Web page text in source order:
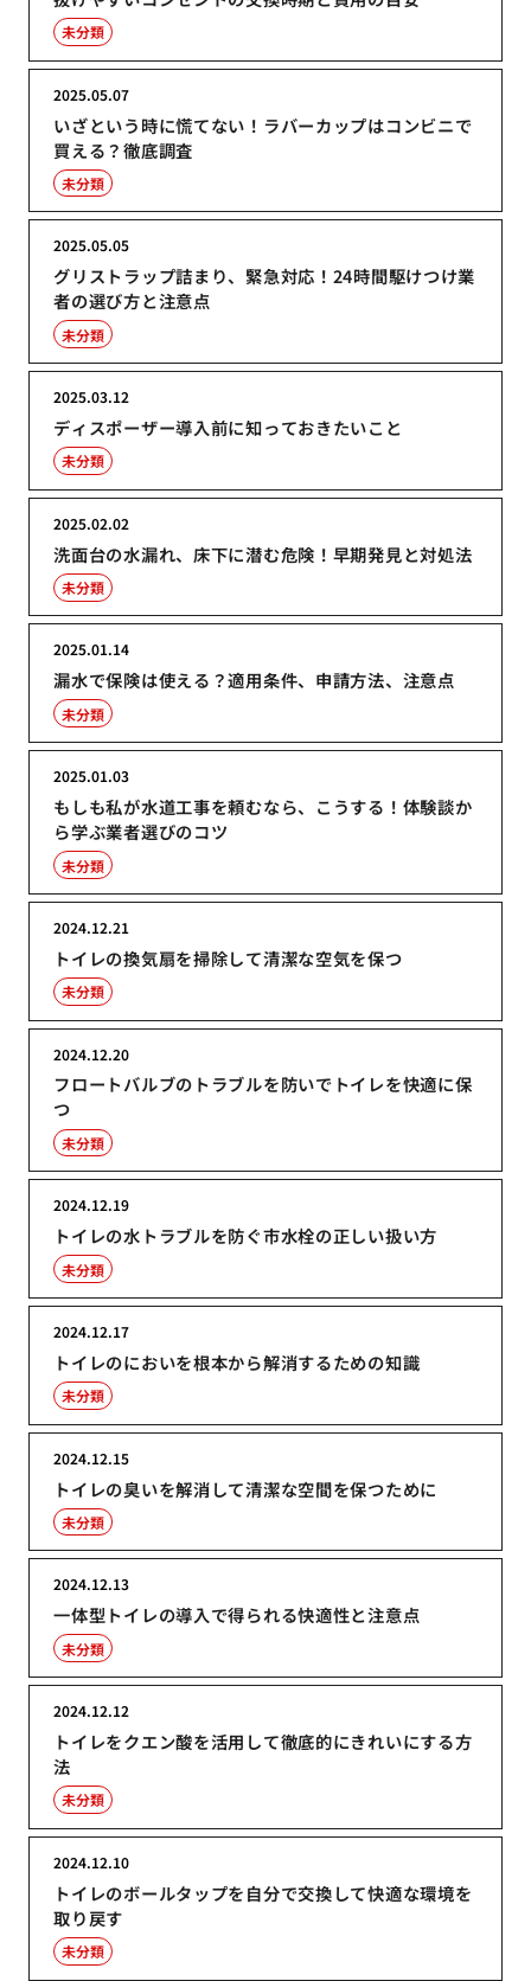
未分類
いざという時に慌てない！ラバーカップはコンビニで
買える？徹底調査
2025.05.07
未分類
グリストラップ詰まり、緊急対応！24時間駆けつけ業
者の選び方と注意点
2025.05.05
未分類
ディスポーザー導入前に知っておきたいこと
2025.03.12
未分類
洗面台の水漏れ、床下に潜む危険！早期発見と対処法
2025.02.02
未分類
漏水で保険は使える？適用条件、申請方法、注意点
2025.01.14
未分類
もしも私が水道工事を頼むなら、こうする！体験談か
ら学ぶ業者選びのコツ
2025.01.03
未分類
トイレの換気扇を掃除して清潔な空気を保つ
2024.12.21
未分類
フロートバルブのトラブルを防いでトイレを快適に保
つ
2024.12.20
未分類
トイレの水トラブルを防ぐ市水栓の正しい扱い方
2024.12.19
未分類
トイレのにおいを根本から解消するための知識
2024.12.17
未分類
トイレの臭いを解消して清潔な空間を保つために
2024.12.15
未分類
一体型トイレの導入で得られる快適性と注意点
2024.12.13
未分類
トイレをクエン酸を活用して徹底的にきれいにする方
法
2024.12.12
未分類
トイレのボールタップを自分で交換して快適な環境を
取り戻す
2024.12.10
未分類